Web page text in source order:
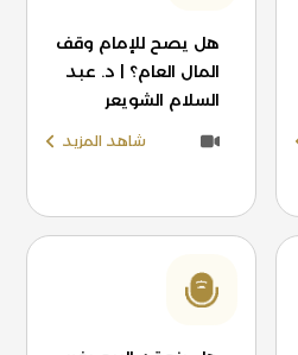
هل يصح للإمام وقف
المال العام؟ | د. عبد
السلام الشويعر
شاهد المزيد